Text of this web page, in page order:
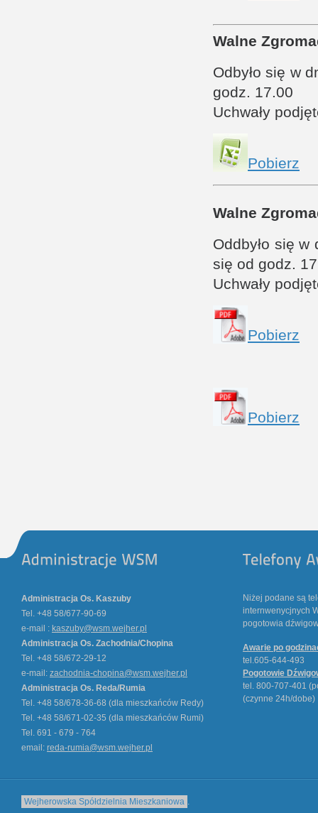
Walne
Odbyło się w
godz. 17.00
Uchwały
Pobierz
Walne
Oddbyło się
się od godz.
Uchwały
Pobierz
Pobierz
Administracja Os. Kaszuby
Tel. +48 58/677-90-69
e-mail : kaszuby@wsm.wejher.pl
Administracja Os. Zachodnia/Chopina
Tel. +48 58/672-29-12
e-mail: zachodnia-chopina@wsm.wejher.pl
Administracja Os. Reda/Rumia
Tel. +48 58/678-36-68 (dla mieszkańców Redy)
Tel. +48 58/671-02-35 (dla mieszkańców Rumi)
Tel. 691 - 679 - 764
email: reda-rumia@wsm.wejher.pl
Niżej podane są
internwenycjnych
pogotowia
Awarie po
tel.605-644-493
Pogotowie
tel. 800-707-401
(czynne 24h/dobe)
Wejherowska Spółdzielnia Mieszkaniowa .